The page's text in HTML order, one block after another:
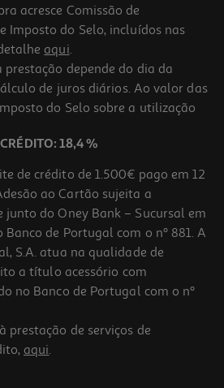
acresce Comissão de
Imposto do Selo, incluídos nas
aqui.
depende do dia da
de juros diários. Ao valor das
do Selo sobre a utilização
18,4 %
de crédito de 1.500€ pago em 12
ao Cartão sujeita a
junto do Oney Bank – Sucursal em
de Portugal com o nº 881. A
S.A. atua na qualidade de
a título acessório com
no Banco de Portugal com o nº
prestação de serviços de
aqui.